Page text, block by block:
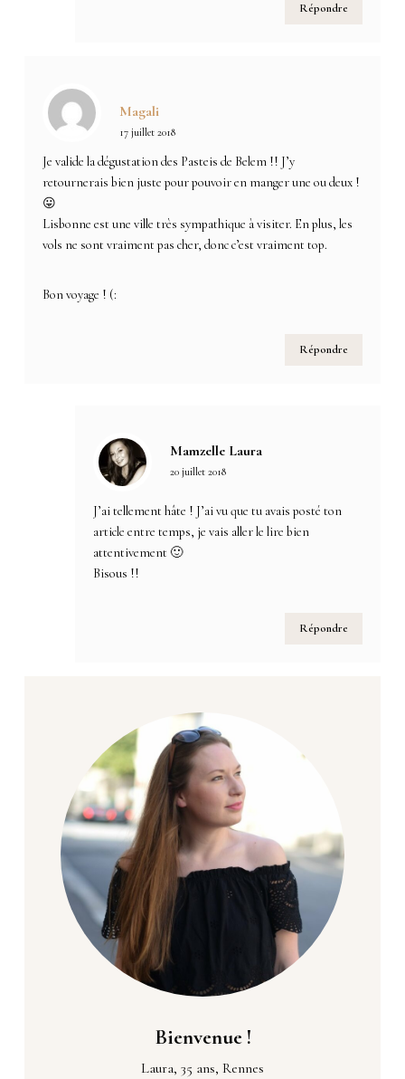
Répondre
Magali
17 juillet 2018
Je valide la dégustation des Pasteis de Belem !! J’y
retournerais bien juste pour pouvoir en manger une ou deux !
😛
Lisbonne est une ville très sympathique à visiter. En plus, les
vols ne sont vraiment pas cher, donc c’est vraiment top.
Bon voyage ! (:
Répondre
Mamzelle Laura
20 juillet 2018
J’ai tellement hâte ! J’ai vu que tu avais posté ton
article entre temps, je vais aller le lire bien
attentivement 🙂
Bisous !!
Répondre
Bienvenue !
Laura, 35 ans, Rennes